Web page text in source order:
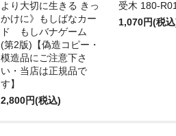
より大切に生きる きっ
かけに》もしばなカー
ド もしバナゲーム
(第2版)【偽造コピー・
模造品にご注意下さ
い・当店は正規品で
す】
2,800円(税込)
受木 180-
1,070円(税